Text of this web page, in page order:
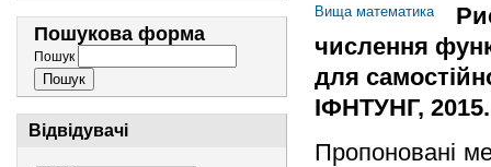
Пошукова форма
Пошук
Відвідувачі
Вища математика
числення
для
ІФНТУНГ,
Пропоновані